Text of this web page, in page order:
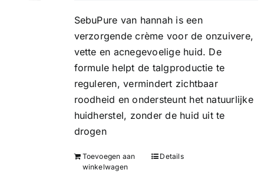
SebuPure van hannah is een
verzorgende crème voor de onzuivere,
vette en acnegevoelige huid. De
formule helpt de talgproductie te
reguleren, vermindert zichtbaar
roodheid en ondersteunt het natuurlijke
huidherstel, zonder de huid uit te
drogen
Toevoegen aan
winkelwagen
Details